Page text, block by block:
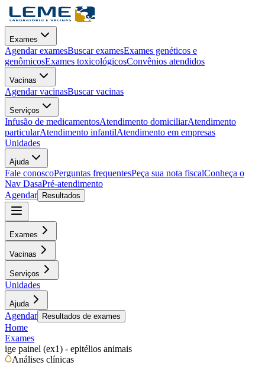
Exames
Agendar examesBuscar examesExames genéticos e
genômicosExames toxicológicosConvênios atendidos
Vacinas
Agendar vacinasBuscar vacinas
Serviços
Infusão de medicamentosAtendimento domiciliarAtendimento
particularAtendimento infantilAtendimento em empresas
Unidades
Ajuda
Fale conoscoPerguntas frequentesPeça sua nota fiscalConheça o
Nav DasaPré-atendimento
Agendar
Resultados
Exames
Vacinas
Serviços
Unidades
Ajuda
Agendar Resultados de exames
Home
Exames
ige painel (ex1) - epitélios animais
Análises clínicas